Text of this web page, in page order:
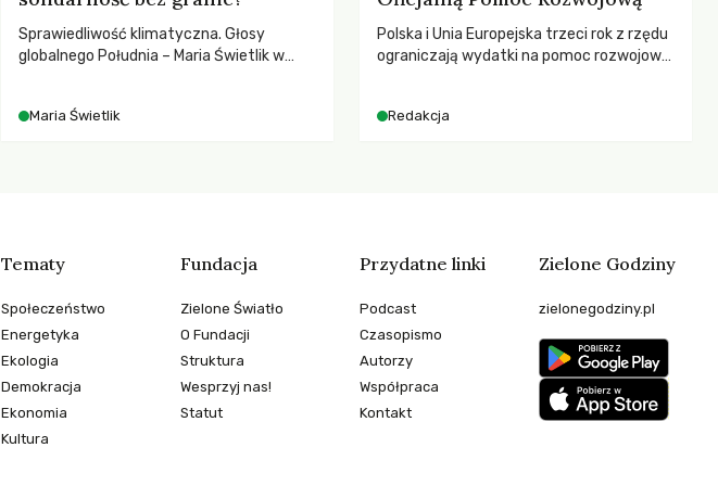
Sprawiedliwość klimatyczna. Głosy
globalnego Południa – Maria Świetlik w
Maria Świetlik
Polska i Unia Europejska trzeci rok z rzędu
ograniczają wydatki na pomoc rozwojową
dla krajów najbardziej potrzebujących, a
Redakcja
Tematy
Społeczeństwo
Energetyka
Ekologia
Demokracja
Ekonomia
Kultura
Fundacja
Zielone Światło
O Fundacji
Struktura
Wesprzyj nas!
Statut
Przydatne linki
Podcast
Czasopismo
Autorzy
Współpraca
Kontakt
Zielone Godziny
zielonegodziny.pl